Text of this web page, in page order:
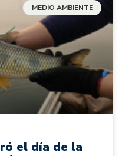
MEDIO AMBIENTE
el día de la